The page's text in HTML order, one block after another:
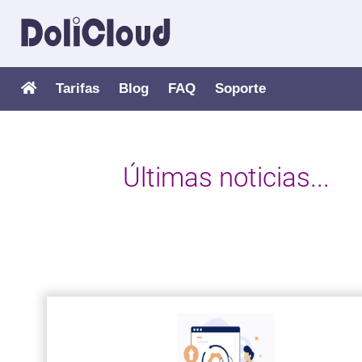
Tarifas Blog FAQ Soporte
Últimas noticias...